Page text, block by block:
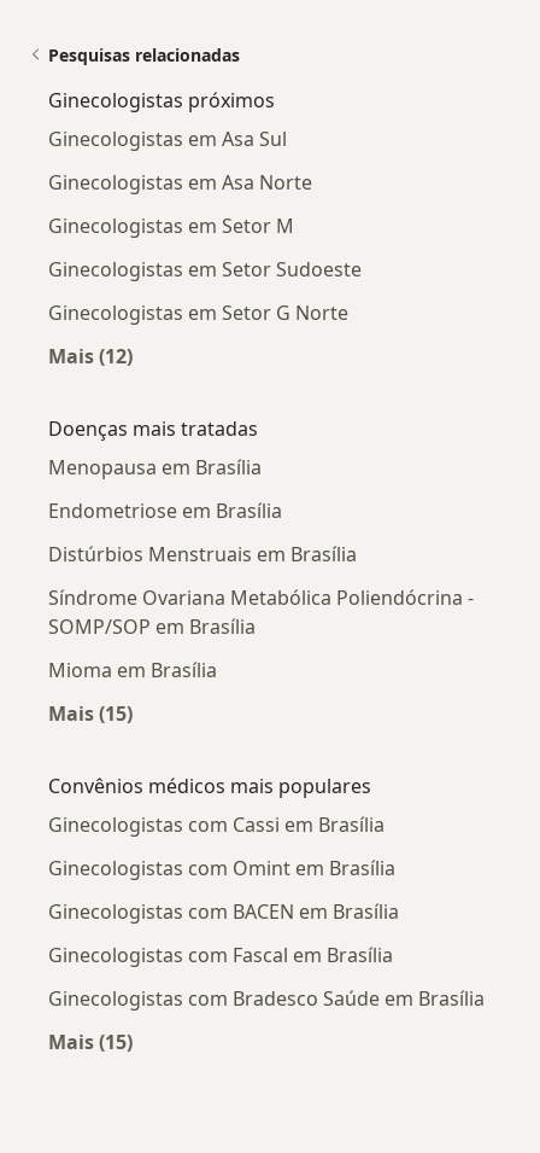
Pesquisas relacionadas
Ginecologistas próximos
Ginecologistas em Asa Sul
Ginecologistas em Asa Norte
Ginecologistas em Setor M
Ginecologistas em Setor Sudoeste
Ginecologistas em Setor G Norte
Mais (12)
Doenças mais tratadas
Menopausa em Brasília
Endometriose em Brasília
Distúrbios Menstruais em Brasília
Síndrome Ovariana Metabólica Poliendócrina -
SOMP/SOP em Brasília
Mioma em Brasília
Mais (15)
Convênios médicos mais populares
Ginecologistas com Cassi em Brasília
Ginecologistas com Omint em Brasília
Ginecologistas com BACEN em Brasília
Ginecologistas com Fascal em Brasília
Ginecologistas com Bradesco Saúde em Brasília
Mais (15)